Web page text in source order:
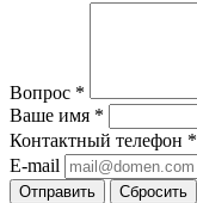
Вопрос *
Ваше имя *
Контактный телефон *
E-mail
Сбросить